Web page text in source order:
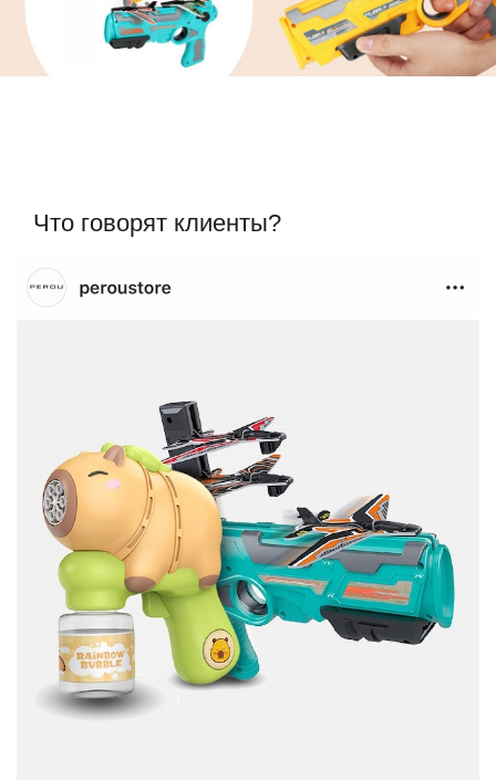
Что говорят клиенты?